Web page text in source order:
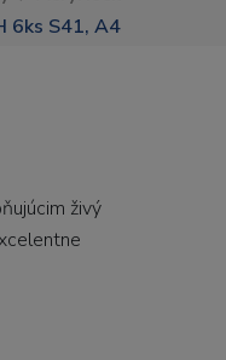
6ks S41, A4
živý